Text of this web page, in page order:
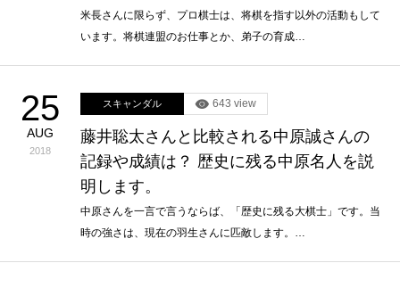
米長さんに限らず、プロ棋士は、将棋を指す以外の活動もして
います。将棋連盟のお仕事とか、弟子の育成…
25
AUG
2018
スキャンダル 643 view
藤井聡太さんと比較される中原誠さんの
記録や成績は？ 歴史に残る中原名人を説
明します。
中原さんを一言で言うならば、「歴史に残る大棋士」です。当
時の強さは、現在の羽生さんに匹敵します。…